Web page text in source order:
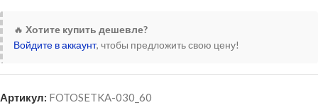
🔥 Хотите купить дешевле?
Войдите в аккаунт, чтобы предложить свою цену!
Артикул: FOTOSETKA-030_60